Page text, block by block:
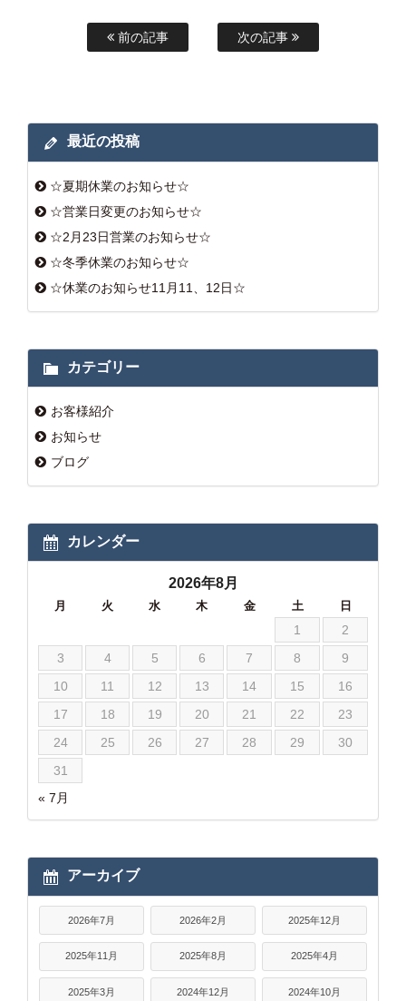
前の記事 次の記事
最近の投稿
☆夏期休業のお知らせ☆
☆営業日変更のお知らせ☆
☆2月23日営業のお知らせ☆
☆冬季休業のお知らせ☆
☆休業のお知らせ11月11、12日☆
カテゴリー
お客様紹介
お知らせ
ブログ
カレンダー
2026年8月
月 火 水 木 金 土 日
« 7月
1
2
3
4 5 6 7 8
9
10
11 12 13 14 15
16
17
18 19 20 21 22
23
24
25 26 27 28 29
30
31
アーカイブ
2026年7月 2026年2月 2025年12月
2025年11月 2025年8月 2025年4月
2025年3月 2024年12月 2024年10月